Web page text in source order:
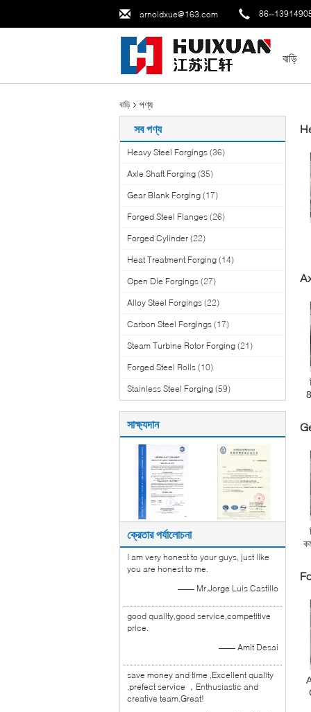
arnoldxue@163.com 86--
বাড়ি
বাড়ি পণ্য
সব পণ্য
Heavy Steel Forgings (36)
Axle Shaft Forging (35)
Gear Blank Forging (17)
Forged Steel Flanges (26)
Forged Cylinder (22)
Heat Treatment Forging (14)
Open Die Forgings (27)
Alloy Steel Forgings (22)
Carbon Steel Forgings (17)
Steam Turbine Rotor Forging (21)
Forged Steel Rolls (10)
Stainless Steel Forging (59)
সাক্ষ্যদান
ক্রেতার পর্যালোচনা
I am very honest to your guys, just like
you are honest to me.
—— Mr.Jorge Luis Castillo
good quailty,good service,competitive
price.
—— Amit Desai
save money and time ,Excellent quality
,prefect service ，Enthusiastic and
creative team.Great!